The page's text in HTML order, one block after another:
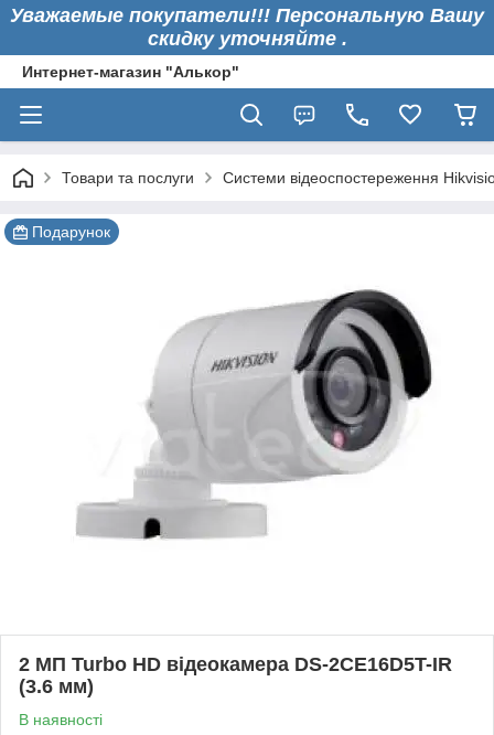
Уважаемые покупатели!!! Персональную Вашу
скидку уточняйте .
Интернет-магазин "Алькор"
Товари та послуги Системи відеоспостереження
Подарунок
2 МП Turbo HD відеокамера DS-2CE16D5T-IR
(3.6 мм)
В наявності